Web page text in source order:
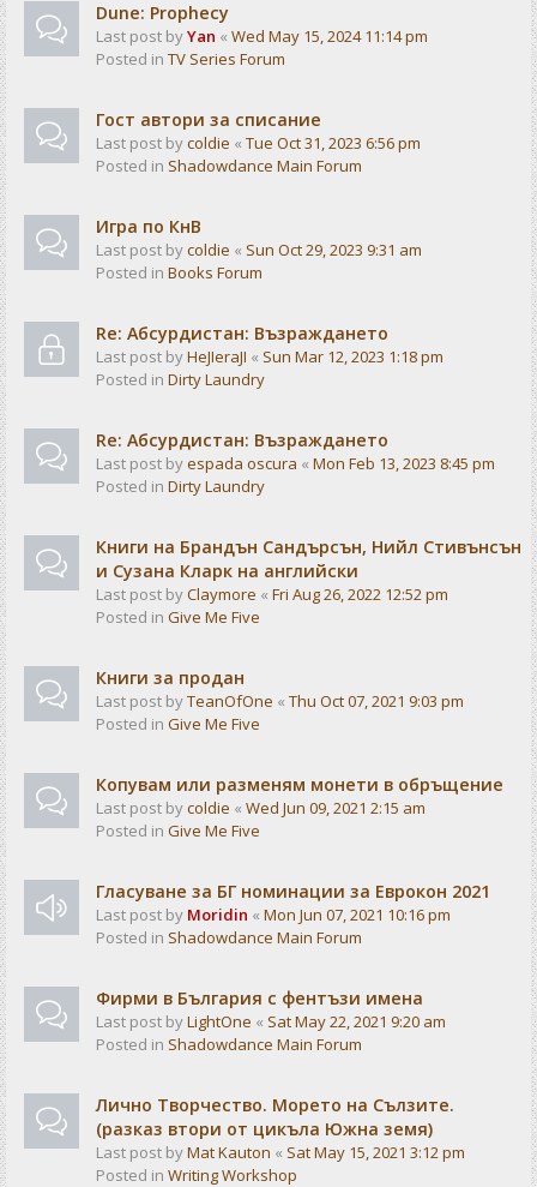
Dune: Prophecy
Last post byYan « Wed May 15, 2024 11:14 pm
Posted in TV Series Forum
Гост автори за списание
Last post bycoldie « Tue Oct 31, 2023 6:56 pm
Posted in Shadowdance Main Forum
Игра по КнВ
Last post bycoldie « Sun Oct 29, 2023 9:31 am
Posted in Books Forum
Re: Абсурдистан: Възраждането
Last post byHeJIeraJI « Sun Mar 12, 2023 1:18 pm
Posted in Dirty Laundry
Re: Абсурдистан: Възраждането
Last post byespada oscura « Mon Feb 13, 2023 8:45 pm
Posted in Dirty Laundry
Книги на Брандън Сандърсън, Нийл Стивънсън
и Сузана Кларк на английски
Last post byClaymore « Fri Aug 26, 2022 12:52 pm
Posted in Give Me Five
Книги за продан
Last post byTeanOfOne « Thu Oct 07, 2021 9:03 pm
Posted in Give Me Five
Копувам или разменям монети в обръщение
Last post bycoldie « Wed Jun 09, 2021 2:15 am
Posted in Give Me Five
Гласуване за БГ номинации за Еврокон 2021
Last post by Moridin « Mon Jun 07, 2021 10:16 pm
Posted in Shadowdance Main Forum
Фирми в България с фентъзи имена
Last post byLightOne « Sat May 22, 2021 9:20 am
Posted in Shadowdance Main Forum
Лично Творчество. Морето на Сълзите.
(разказ втори от цикъла Южна земя)
Last post byMat Kauton « Sat May 15, 2021 3:12 pm
Posted in Writing Workshop